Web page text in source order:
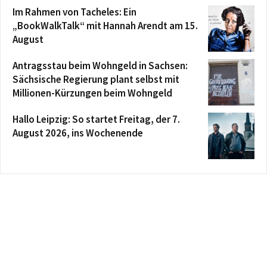
Im Rahmen von Tacheles: Ein
„BookWalkTalk“ mit Hannah Arendt am 15.
August
Antragsstau beim Wohngeld in Sachsen:
Sächsische Regierung plant selbst mit
Millionen-Kürzungen beim Wohngeld
Hallo Leipzig: So startet Freitag, der 7.
August 2026, ins Wochenende